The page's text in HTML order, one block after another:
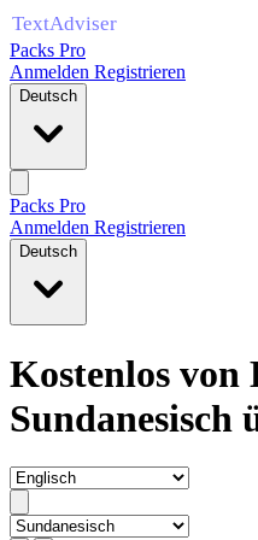
Packs Pro
Anmelden Registrieren
Deutsch
Packs Pro
Anmelden Registrieren
Deutsch
Kostenlos von
Sundanesisch